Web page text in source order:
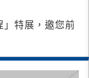
」特展，邀您前